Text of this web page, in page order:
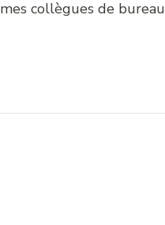
collègues de bureau